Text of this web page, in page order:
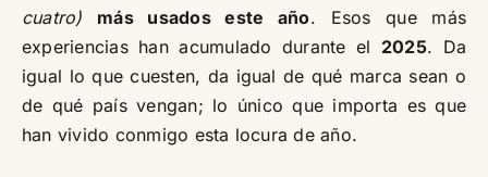
cuatro)
más usados este año. Esos que más
experiencias han acumulado durante el 2025. Da
igual lo que cuesten, da igual de qué marca sean o
de qué país vengan; lo único que importa es que
han vivido conmigo esta locura de año.